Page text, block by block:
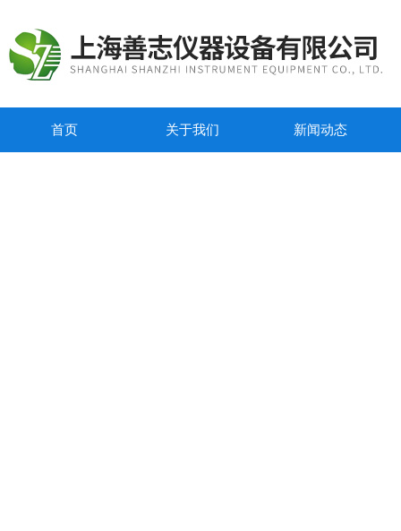
首页 关于我们 新闻动态